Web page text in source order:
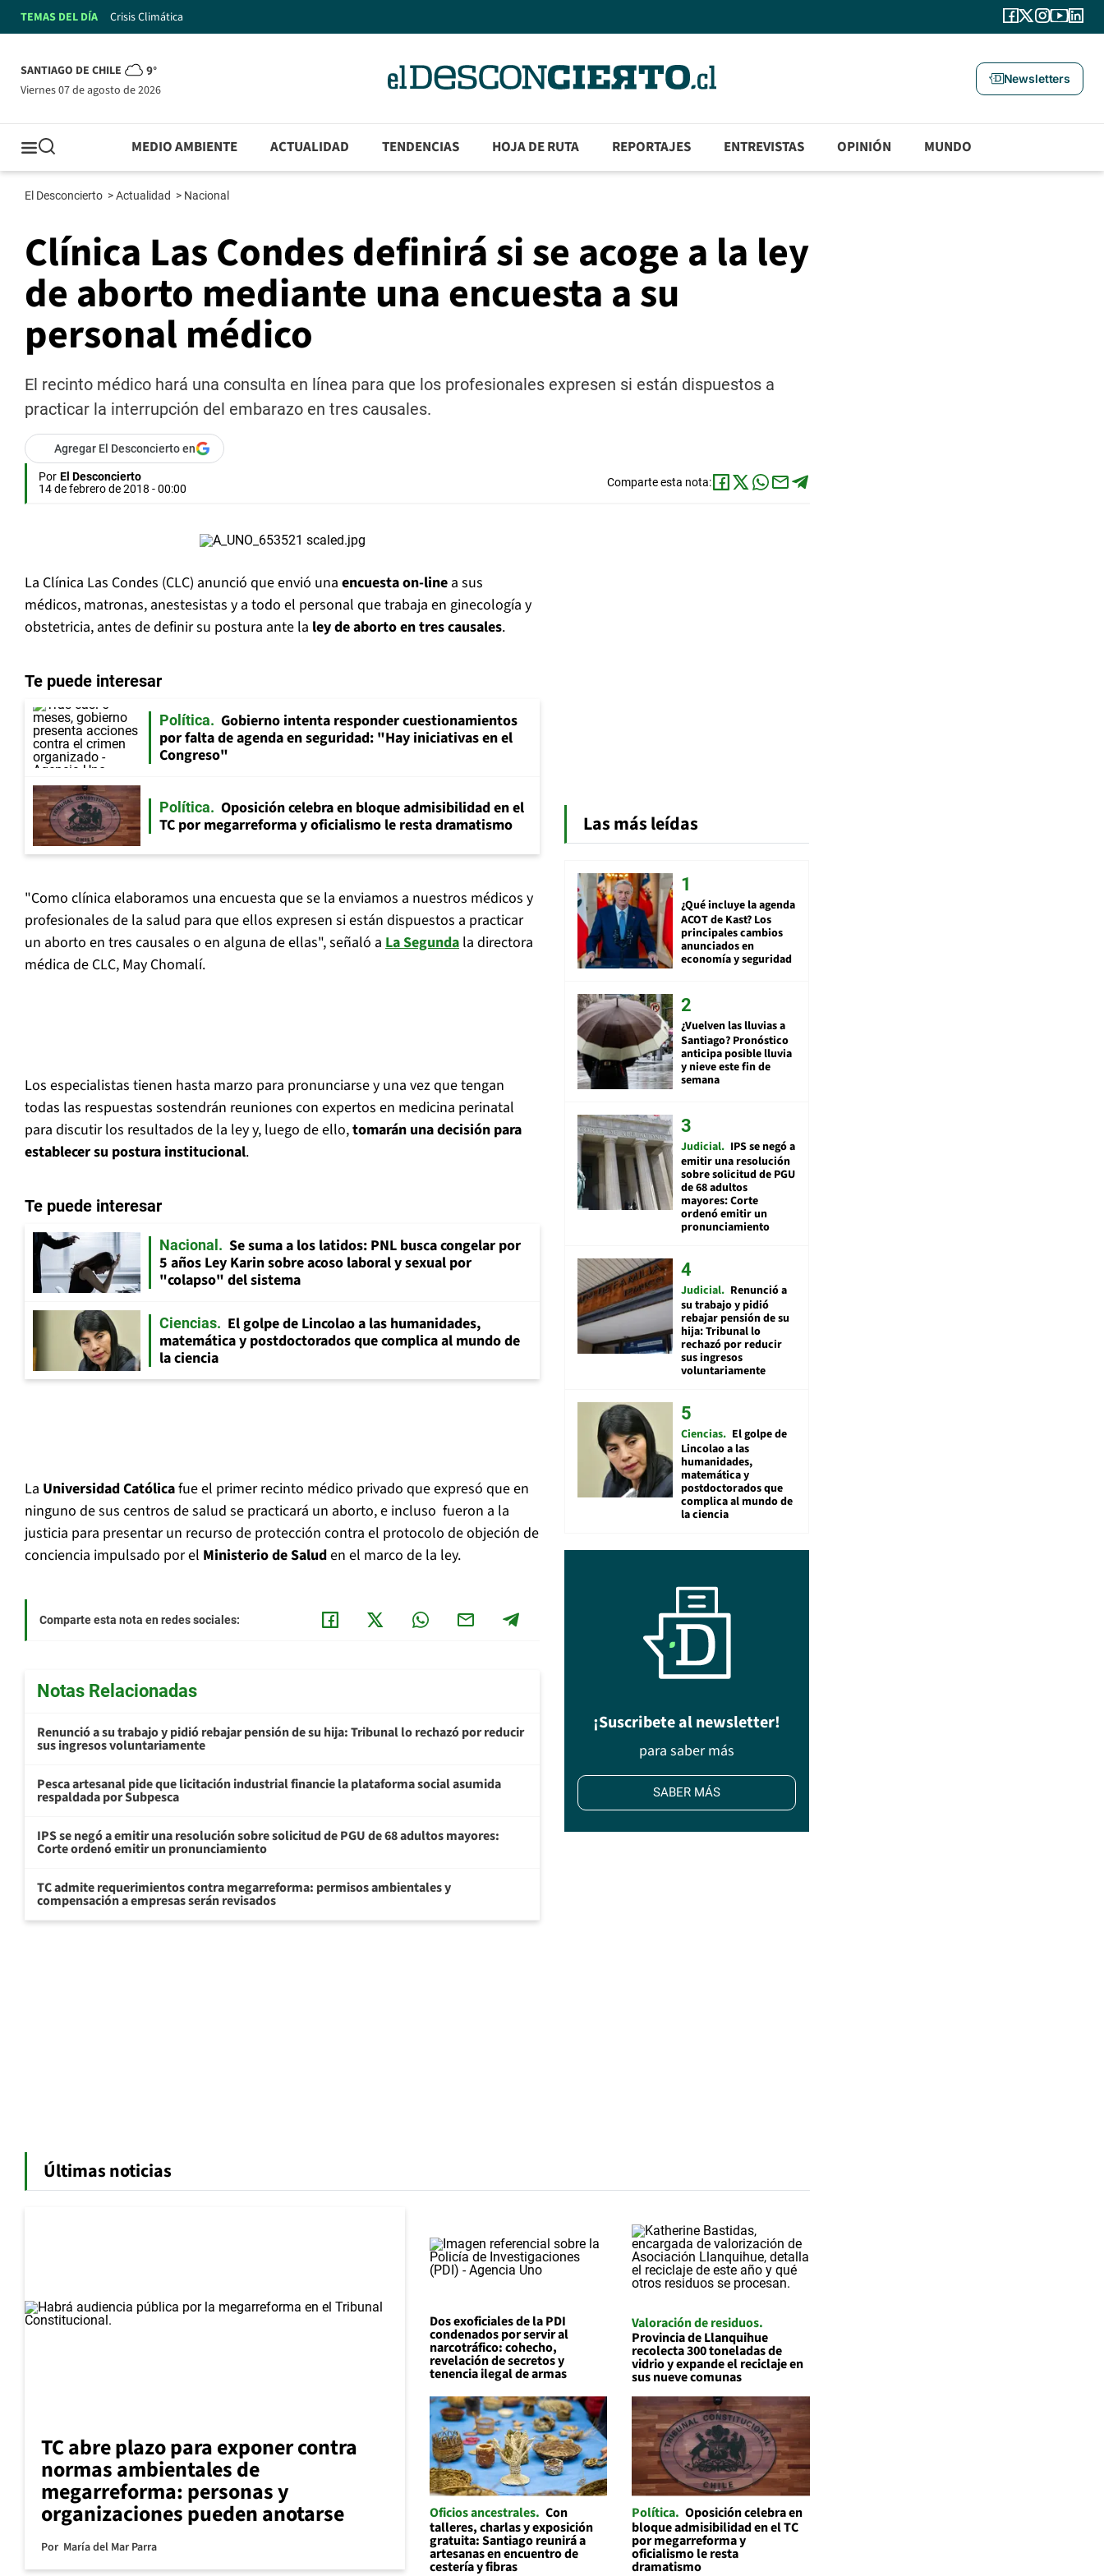
TEMAS DEL DÍA Crisis Climática
SANTIAGO DE CHILE 9°
viernes 07 de agosto de 2026
Newsletters
MEDIO AMBIENTE ACTUALIDAD TENDENCIAS HOJA DE RUTA REPORTAJES ENTREVISTAS OPINIÓN MUNDO
El Desconcierto >Actualidad > Nacional
Clínica Las Condes definirá si se acoge a la ley
de aborto mediante una encuesta a su
personal médico
El recinto médico hará una consulta en línea para que los profesionales expresen si están dispuestos a
practicar la interrupción del embarazo en tres causales.
Agregar El Desconcierto en
Por El Desconcierto
14 de febrero de 2018 - 00:00
Comparte esta nota:
La Clínica Las Condes (CLC) anunció que envió una encuesta on-line a sus
médicos, matronas, anestesistas y a todo el personal que trabaja en ginecología y
obstetricia, antes de definir su postura ante la ley de aborto en tres causales.
Te puede interesar
Política
Gobierno intenta responder cuestionamientos
por falta de agenda en seguridad: "Hay iniciativas en el
Congreso"
Política
Oposición celebra en bloque admisibilidad en el
TC por megarreforma y oficialismo le resta dramatismo
"Como clínica elaboramos una encuesta que se la enviamos a nuestros médicos y
profesionales de la salud para que ellos expresen si están dispuestos a practicar
un aborto en tres causales o en alguna de ellas", señaló a La Segunda la directora
médica de CLC, May Chomalí.
Los especialistas tienen hasta marzo para pronunciarse y una vez que tengan
todas las respuestas sostendrán reuniones con expertos en medicina perinatal
para discutir los resultados de la ley y, luego de ello,tomarán una decisión para
establecer su postura institucional.
Te puede interesar
Nacional
Se suma a los latidos: PNL busca congelar por
5 años Ley Karin sobre acoso laboral y sexual por
"colapso" del sistema
Ciencias
El golpe de Lincolao a las humanidades,
matemática y postdoctorados que complica al mundo de
la ciencia
La Universidad Católicafue el primer recinto médico privado que expresó que en
ninguno de sus centros de salud se practicará un aborto, e incluso fueron a la
justicia para presentar un recurso de protección contra el protocolo de objeción de
conciencia impulsado por el Ministerio de Saluden el marco de la ley.
Comparte esta nota en redes sociales:
Notas Relacionadas
Renunció a su trabajo y pidió rebajar pensión de su hija: Tribunal lo rechazó por reducir
sus ingresos voluntariamente
Pesca artesanal pide que licitación industrial financie la plataforma social asumida
respaldada por Subpesca
IPS se negó a emitir una resolución sobre solicitud de PGU de 68 adultos mayores:
Corte ordenó emitir un pronunciamiento
TC admite requerimientos contra megarreforma: permisos ambientales y
compensación a empresas serán revisados
Las más leídas
¿Qué incluye la agenda
ACOT de Kast? Los
principales cambios
anunciados en
economía y seguridad
¿Vuelven las lluvias a
Santiago? Pronóstico
anticipa posible lluvia
y nieve este fin de
semana
Judicial IPS se negó a
emitir una resolución
sobre solicitud de PGU
de 68 adultos
mayores: Corte
ordenó emitir un
pronunciamiento
Judicial Renunció a
su trabajo y pidió
rebajar pensión de su
hija: Tribunal lo
rechazó por reducir
sus ingresos
voluntariamente
Ciencias El golpe de
Lincolao a las
humanidades,
matemática y
postdoctorados que
complica al mundo de
la ciencia
¡Suscribete al newsletter!
para saber más
SABER MÁS
Últimas noticias
TC abre plazo para exponer contra
normas ambientales de
megarreforma: personas y
organizaciones pueden anotarse
Por María del Mar Parra
Dos exoficiales de la PDI
condenados por servir al
narcotráfico: cohecho,
revelación de secretos y
tenencia ilegal de armas
Valoración de residuos
Provincia de Llanquihue
recolecta 300 toneladas de
vidrio y expande el reciclaje en
sus nueve comunas
Oficios ancestrales Con
talleres, charlas y exposición
gratuita: Santiago reunirá a
artesanas en encuentro de
cestería y fibras
Política Oposición celebra en
bloque admisibilidad en el TC
por megarreforma y
oficialismo le resta
dramatismo